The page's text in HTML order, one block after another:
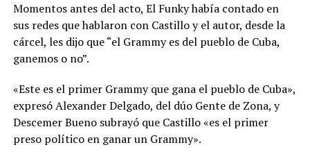
Momentos antes del acto, El Funky había contado en
sus redes que hablaron con Castillo y el autor, desde la
cárcel, les dijo que “el Grammy es del pueblo de Cuba,
ganemos o no”.
«Este es el primer Grammy que gana el pueblo de Cuba»,
expresó Alexander Delgado, del dúo Gente de Zona, y
Descemer Bueno subrayó que Castillo «es el primer
preso político en ganar un Grammy».